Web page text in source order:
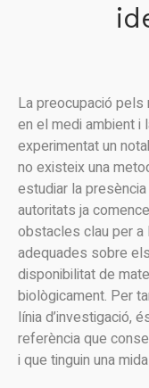
La preocupació
en el medi ambient
experimentat un
no existeix una
estudiar la
autoritats ja
obstacles clau per a
adequades sobre
disponibilitat de
biològicament. Per
línia d’investigació,
referència que
i que tinguin una